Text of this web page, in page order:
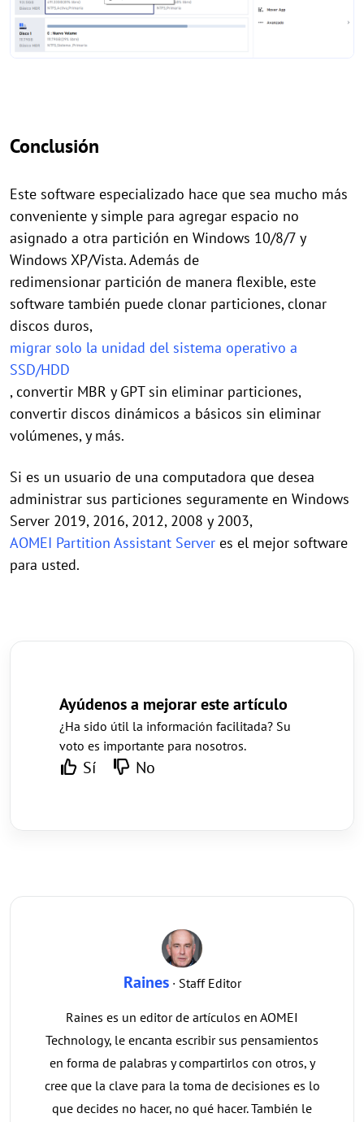
Conclusión
Este software especializado hace que sea mucho más
conveniente y simple para agregar espacio no
asignado a otra partición en Windows 10/8/7 y
Windows XP/Vista. Además de
redimensionar partición de manera flexible, este
software también puede clonar particiones, clonar
discos duros,
migrar solo la unidad del sistema operativo a
SSD/HDD
, convertir MBR y GPT sin eliminar particiones,
convertir discos dinámicos a básicos sin eliminar
volúmenes, y más.
Si es un usuario de una computadora que desea
administrar sus particiones seguramente en Windows
Server 2019, 2016, 2012, 2008 y 2003,
AOMEI Partition Assistant Server es el mejor software
para usted.
Ayúdenos a mejorar este artículo
¿Ha sido útil la información facilitada? Su
voto es importante para nosotros.
Sí No
Raines· Staff Editor
Raines es un editor de artículos en AOMEI
Technology, le encanta escribir sus pensamientos
en forma de palabras y compartirlos con otros, y
cree que la clave para la toma de decisiones es lo
que decides no hacer, no qué hacer. También le